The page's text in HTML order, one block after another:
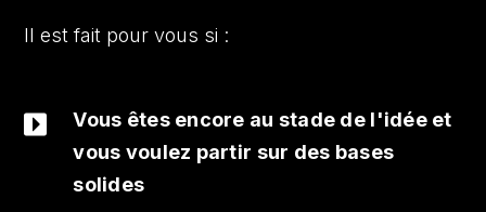
Il est fait pour vous si :
Vous êtes encore au stade de l'idée et
vous voulez partir sur des bases
solides